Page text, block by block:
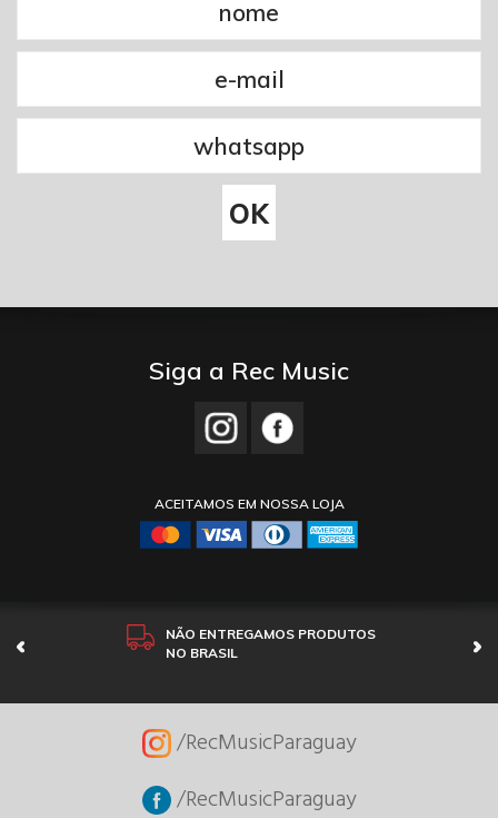
Siga a Rec Music
ACEITAMOS EM NOSSA LOJA
NÃO ENTREGAMOS PRODUTOS
NO BRASIL
/RecMusicParaguay
/RecMusicParaguay